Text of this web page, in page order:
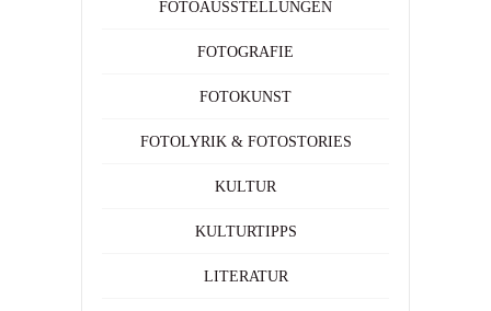
FOTOAUSSTELLUNGEN
FOTOGRAFIE
FOTOKUNST
FOTOLYRIK & FOTOSTORIES
KULTUR
KULTURTIPPS
LITERATUR